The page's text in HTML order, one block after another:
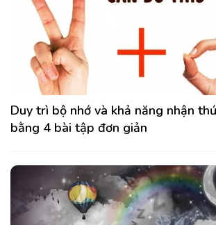
Duy trì bộ nhớ và khả năng nhận
bằng 4 bài tập đơn giản